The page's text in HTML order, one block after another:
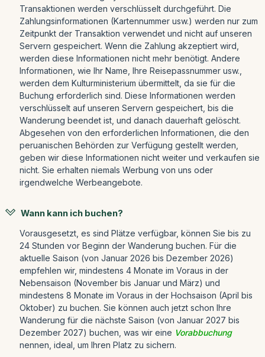
Transaktionen werden verschlüsselt durchgeführt. Die
Zahlungsinformationen (Kartennummer usw.) werden nur zum
Zeitpunkt der Transaktion verwendet und nicht auf unseren
Servern gespeichert. Wenn die Zahlung akzeptiert wird,
werden diese Informationen nicht mehr benötigt. Andere
Informationen, wie Ihr Name, Ihre Reisepassnummer usw.,
werden dem Kulturministerium übermittelt, da sie für die
Buchung erforderlich sind. Diese Informationen werden
verschlüsselt auf unseren Servern gespeichert, bis die
Wanderung beendet ist, und danach dauerhaft gelöscht.
Abgesehen von den erforderlichen Informationen, die den
peruanischen Behörden zur Verfügung gestellt werden,
geben wir diese Informationen nicht weiter und verkaufen sie
nicht. Sie erhalten niemals Werbung von uns oder
irgendwelche Werbeangebote.
Wann kann ich buchen?
Vorausgesetzt, es sind Plätze verfügbar, können Sie bis zu
24 Stunden vor Beginn der Wanderung buchen. Für die
aktuelle Saison (von Januar 2026 bis Dezember 2026)
empfehlen wir, mindestens 4 Monate im Voraus in der
Nebensaison (November bis Januar und März) und
mindestens 8 Monate im Voraus in der Hochsaison (April bis
Oktober) zu buchen. Sie können auch jetzt schon Ihre
Wanderung für die nächste Saison (von Januar 2027 bis
Dezember 2027) buchen, was wir eine Vorabbuchung
nennen, ideal, um Ihren Platz zu sichern.